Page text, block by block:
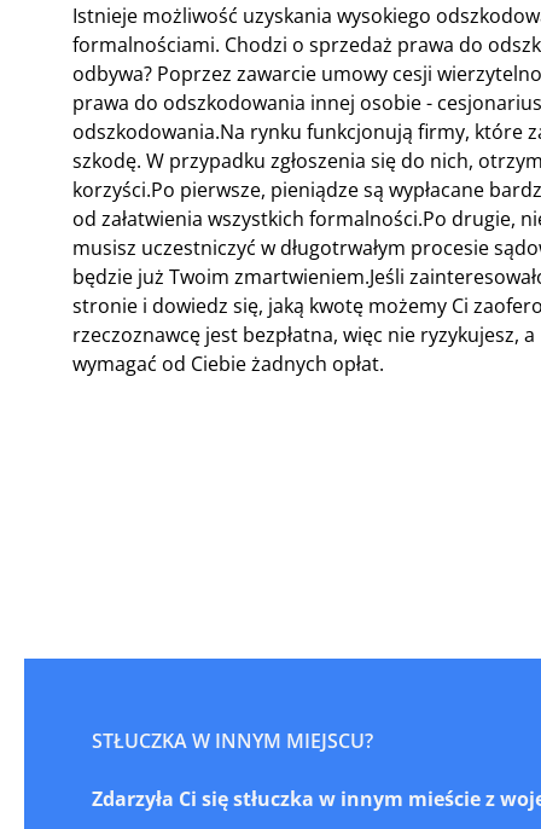
Istnieje możliwość uzyskania wysokiego
formalnościami. Chodzi o sprzedaż prawa do
odbywa? Poprzez zawarcie umowy cesji
prawa do odszkodowania innej osobie -
odszkodowania.Na rynku funkcjonują firmy, które
szkodę. W przypadku zgłoszenia się do nich,
korzyści.Po pierwsze, pieniądze są wypłacane
od załatwienia wszystkich formalności.Po drugie,
musisz uczestniczyć w długotrwałym procesie
będzie już Twoim zmartwieniem.Jeśli
stronie i dowiedz się, jaką kwotę możemy Ci
rzeczoznawcę jest bezpłatna, więc nie ryzykujesz,
wymagać od Ciebie żadnych opłat.
STŁUCZKA W INNYM MIEJSCU?
Zdarzyła Ci się stłuczka w innym mieście z